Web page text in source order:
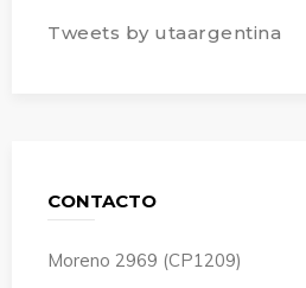
Tweets by utaargentina
CONTACTO
Moreno 2969 (CP1209)